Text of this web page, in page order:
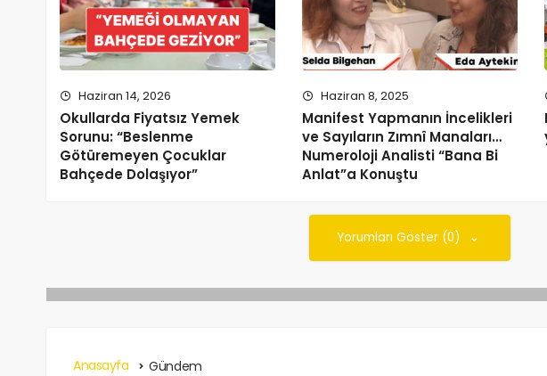
Haziran 14, 2026
Okullarda Fiyatsız Yemek
Sorunu: “Beslenme
Götüremeyen Çocuklar
Bahçede Dolaşıyor”
Haziran 8, 2025
Manifest Yapmanın İncelikleri
ve Sayıların Zımnî Manaları…
Numeroloji Analisti “Bana Bi
Anlat”a Konuştu
Yorumları Göster (0)
Anasayfa Gündem